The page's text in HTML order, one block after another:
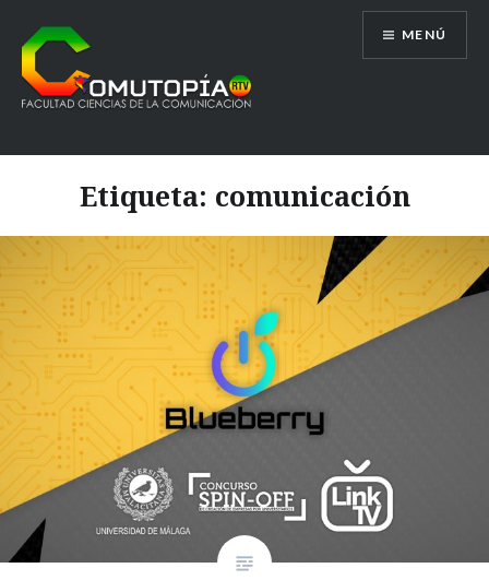
contenido
Comutopía RTV
MENÚ
Etiqueta: comunicación